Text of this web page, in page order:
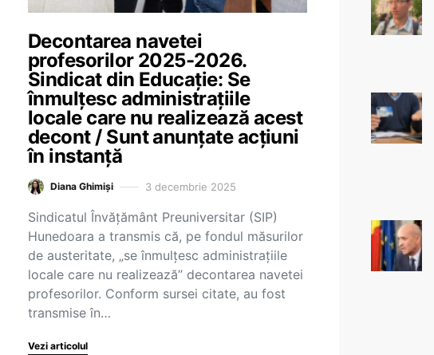
Decontarea navetei
profesorilor 2025-2026.
Sindicat din Educație: Se
înmulțesc administrațiile
locale care nu realizează acest
decont / Sunt anunțate acțiuni
în instanță
Diana Ghimiși 3 decembrie 2025
Sindicatul Învățământ Preuniversitar (SIP)
Hunedoara a transmis că, pe fondul măsurilor
de austeritate, „se înmulțesc administrațiile
locale care nu realizează” decontarea navetei
profesorilor. Conform sursei citate, au fost
transmise în…
Vezi articolul